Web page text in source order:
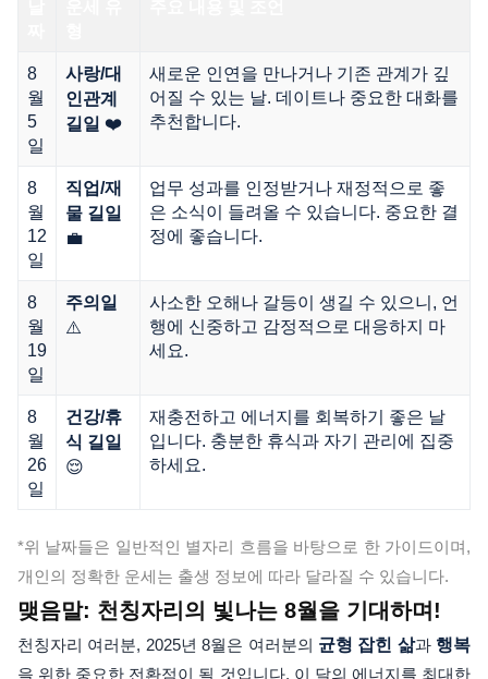
8
월
5
일
사랑/대
인관계
길일 ❤️
새로운 인연을 만나거나 기존 관계가 깊
어질 수 있는 날. 데이트나 중요한 대화를
추천합니다.
8
월
12
일
직업/재
물 길일
💼
업무 성과를 인정받거나 재정적으로 좋
은 소식이 들려올 수 있습니다. 중요한 결
정에 좋습니다.
8
월
19
일
주의일
⚠️
사소한 오해나 갈등이 생길 수 있으니, 언
행에 신중하고 감정적으로 대응하지 마
세요.
8
월
26
일
건강/휴
식 길일
😌
재충전하고 에너지를 회복하기 좋은 날
입니다. 충분한 휴식과 자기 관리에 집중
하세요.
*위 날짜들은 일반적인 별자리 흐름을 바탕으로 한 가이드이며,
개인의 정확한 운세는 출생 정보에 따라 달라질 수 있습니다.
맺음말: 천칭자리의 빛나는 8월을 기대하며!
천칭자리 여러분, 2025년 8월은 여러분의 균형 잡힌 삶과 행복
을 위한 중요한 전환점이 될 것입니다. 이 달의 에너지를 최대한